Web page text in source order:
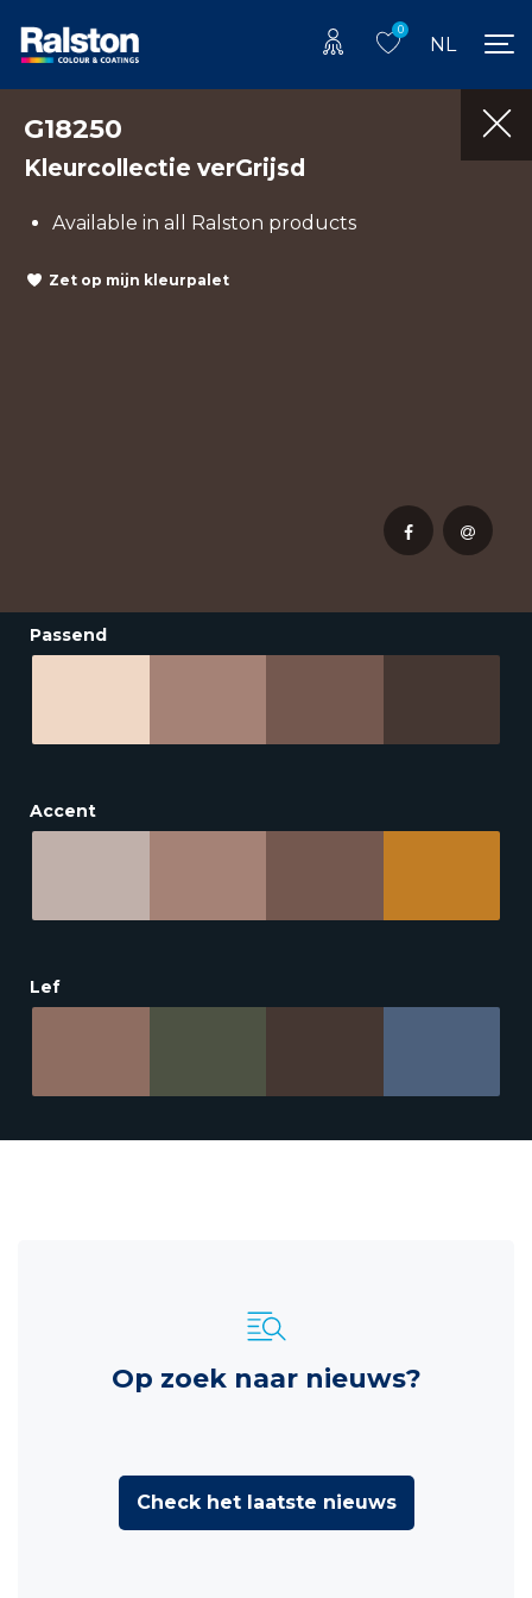
0
NL
G18250
Kleurcollectie verGrijsd
Available in all Ralston products
Zet op mijn kleurpalet
Passend
Accent
Lef
Op zoek naar nieuws?
Check het laatste nieuws